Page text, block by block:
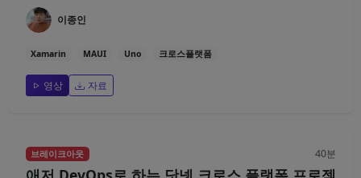
이종인
Xamarin MAUI Uno 크로스플랫폼
영상 자료
브레이크아웃 40분